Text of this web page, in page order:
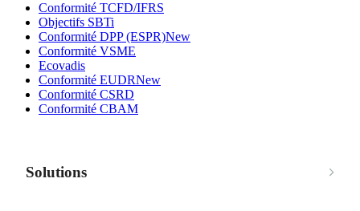
Conformité TCFD/IFRS
Objectifs SBTi
Conformité DPP (ESPR)New
Conformité VSME
Ecovadis
Conformité EUDRNew
Conformité CSRD
Conformité CBAM
Solutions